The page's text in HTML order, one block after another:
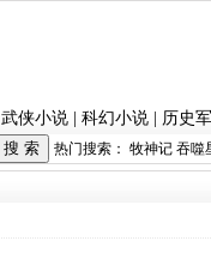
武侠小说 科幻小说
历史
热门搜索： 牧神记 吞噬